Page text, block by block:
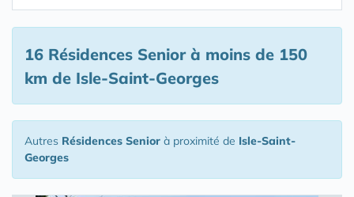
16 Résidences Seniorà moins de 150
km de Isle-Saint-Georges
Autres Résidences Senior à proximité de Isle-Saint-
Georges